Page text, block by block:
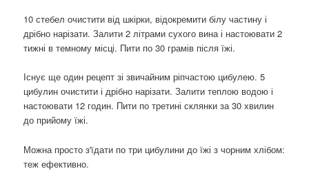
10 стебел очистити від шкірки, відокремити білу частину і
дрібно нарізати. Залити 2 літрами сухого вина і настоювати 2
тижні в темному місці. Пити по 30 грамів після їжі.
Існує ще один рецепт зі звичайним ріпчастою цибулею. 5
цибулин очистити і дрібно нарізати. Залити теплою водою і
настоювати 12 годин. Пити по третині склянки за 30 хвилин
до прийому їжі.
Можна просто з'їдати по три цибулини до їжі з чорним хлібом:
теж ефективно.